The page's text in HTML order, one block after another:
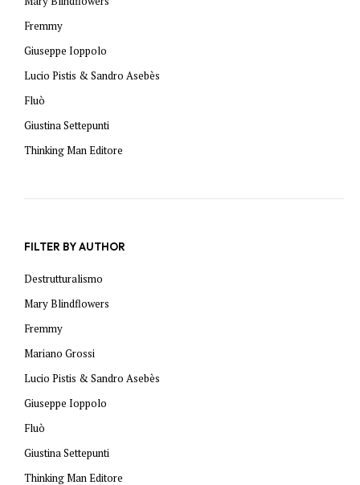
Fremmy
Giuseppe Ioppolo
Lucio Pistis & Sandro Asebès
Fluò
Giustina Settepunti
Thinking Man Editore
FILTER BY AUTHOR
Destrutturalismo
Mary Blindflowers
Fremmy
Mariano Grossi
Lucio Pistis & Sandro Asebès
Giuseppe Ioppolo
Fluò
Giustina Settepunti
Thinking Man Editore